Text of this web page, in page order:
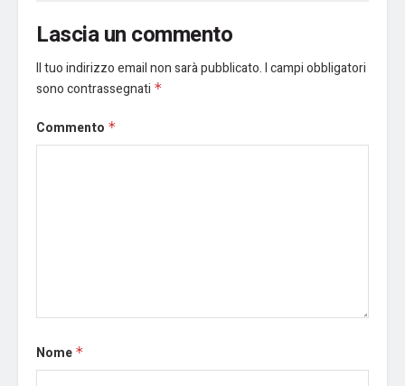
Lascia un commento
Il tuo indirizzo email non sarà pubblicato.I campi obbligatori
sono contrassegnati *
Commento *
Nome *